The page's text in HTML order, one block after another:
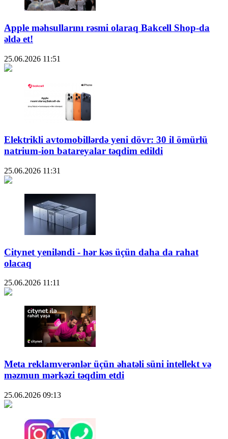
Apple məhsullarını rəsmi olaraq Bakcell Shop-da
əldə et!
25.06.2026 11:51
Elektrikli avtomobillərdə yeni dövr: 30 il ömürlü
natrium-ion batareyalar təqdim edildi
25.06.2026 11:31
Citynet yeniləndi - hər kəs üçün daha da rahat
olacaq
25.06.2026 11:11
Meta reklamverənlər üçün əhatəli süni intellekt və
məzmun mərkəzi təqdim etdi
25.06.2026 09:13